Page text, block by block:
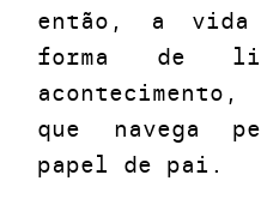
então, a vida
forma de
acontecimento,
que navega
papel de pai.